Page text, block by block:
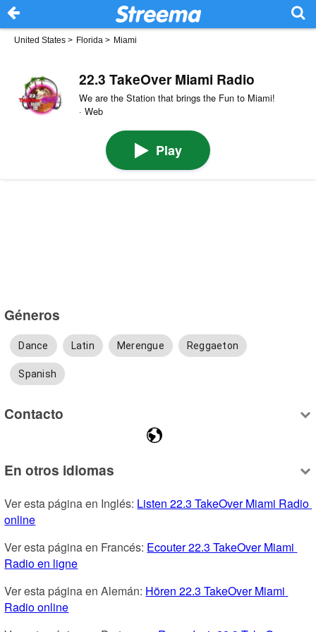
United States > Florida > Miami
22.3 TakeOver Miami Radio
We are the Station that brings the Fun to Miami!
· Web
Play
Géneros
Dance Latin Merengue Reggaeton
Spanish
Contacto
En otros idiomas
Ver esta página en Inglés: Listen 22.3 TakeOver Miami Radio
online
Ver esta página en Francés: Ecouter 22.3 TakeOver Miami
Radio en ligne
Ver esta página en Alemán: Hören 22.3 TakeOver Miami
Radio online